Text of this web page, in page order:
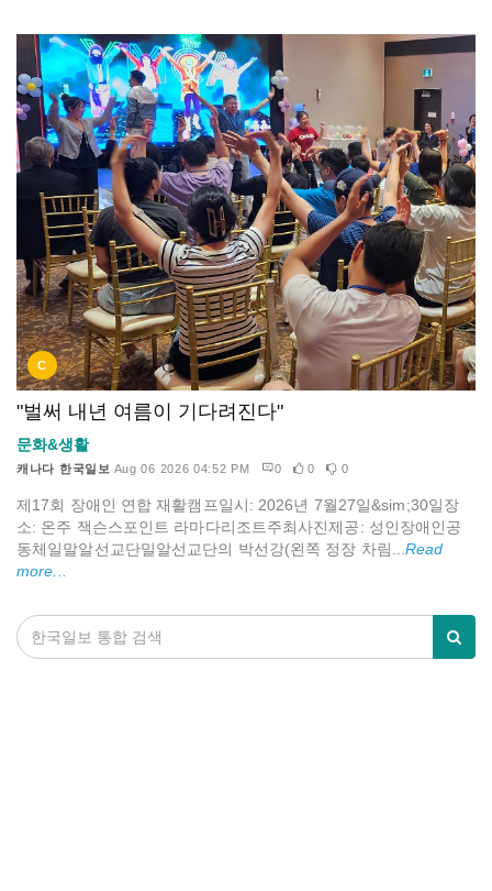
C
"벌써 내년 여름이 기다려진다"
문화&생활
캐나다 한국일보 Aug 06 2026 04:52 PM 0 0 0
제17회 장애인 연합 재활캠프일시: 2026년 7월27일&sim;30일장
소: 온주 잭슨스포인트 라마다리조트주최사진제공: 성인장애인공
동체일말알선교단밀알선교단의 박선강(왼쪽 정장 차림...Read
more...